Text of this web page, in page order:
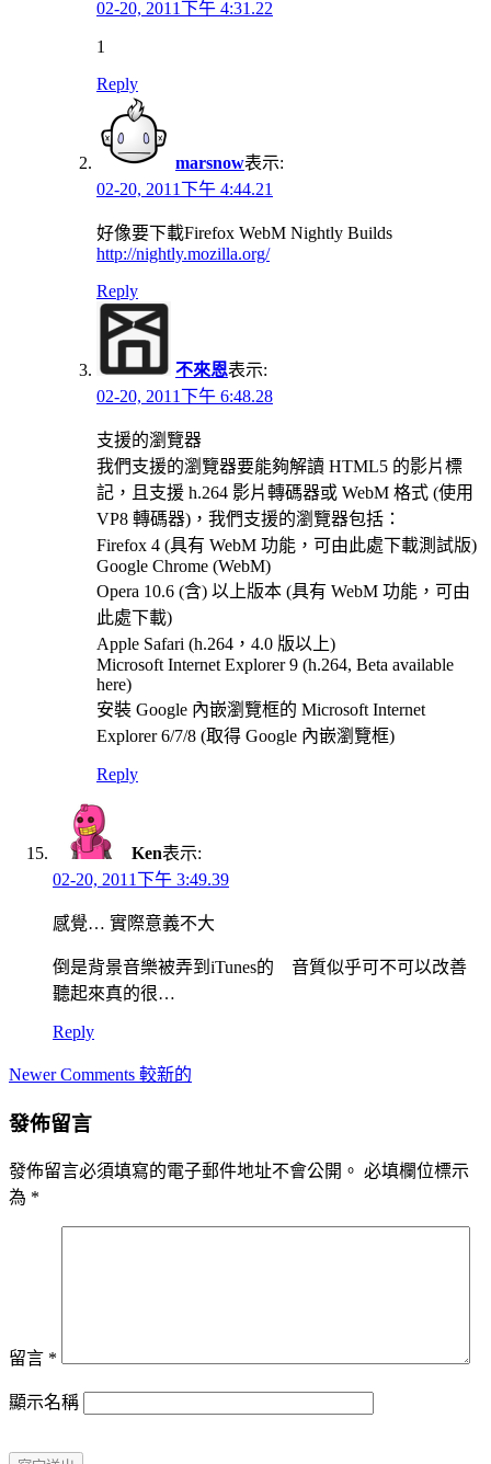
02-20, 2011下午 4:31.22
1
Reply
marsnow表示:
02-20, 2011下午 4:44.21
好像要下載Firefox WebM Nightly Builds
http://nightly.mozilla.org/
Reply
不來恩表示:
02-20, 2011下午 6:48.28
支援的瀏覽器
我們支援的瀏覽器要能夠解讀 HTML5 的影片標
記，且支援 h.264 影片轉碼器或 WebM 格式 (使用
VP8 轉碼器)，我們支援的瀏覽器包括：
Firefox 4 (具有 WebM 功能，可由此處下載測試版)
Google Chrome (WebM)
Opera 10.6 (含) 以上版本 (具有 WebM 功能，可由
此處下載)
Apple Safari (h.264，4.0 版以上)
Microsoft Internet Explorer 9 (h.264, Beta available
here)
安裝 Google 內嵌瀏覽框的 Microsoft Internet
Explorer 6/7/8 (取得 Google 內嵌瀏覽框)
Reply
Ken表示:
02-20, 2011下午 3:49.39
感覺… 實際意義不大
倒是背景音樂被弄到iTunes的 音質似乎可不可以改善
聽起來真的很…
Reply
Comment
Newer Comments 較新的
發佈留言
發佈留言必須填寫的電子郵件地址不會公開。 必填欄位標示
為 *
留言 *
顯示名稱